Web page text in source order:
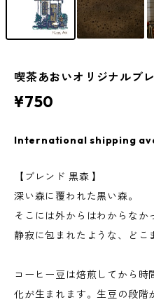
喫茶あおいオリジナル
¥750
International shipping
【ブレンド 黒森 】
深い森に覆われた黒い森。
そこには外からはわからなか
静寂に包まれたような、どこ
コーヒー豆は焙煎してから
化が生まれます。生豆の段階